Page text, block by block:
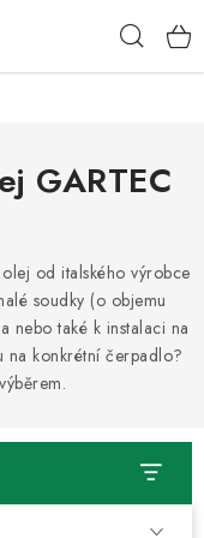
GARTEC
od italského výrobce
soudky (o objemu
nebo také k instalaci na
na konkrétní čerpadlo?